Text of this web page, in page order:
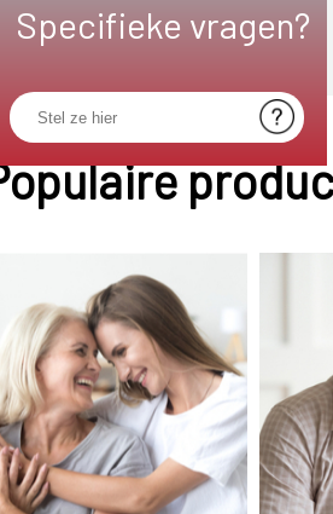
Specifieke vragen?